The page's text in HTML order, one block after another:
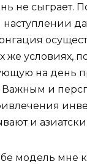
не сыграет.
же условиях,
на день
Важным и
и
модель мне